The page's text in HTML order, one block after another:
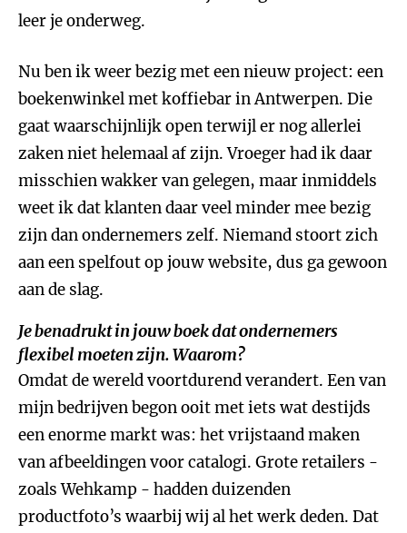
leer je onderweg.
Nu ben ik weer bezig met een nieuw project: een
boekenwinkel met koffiebar in Antwerpen. Die
gaat waarschijnlijk open terwijl er nog allerlei
zaken niet helemaal af zijn. Vroeger had ik daar
misschien wakker van gelegen, maar inmiddels
weet ik dat klanten daar veel minder mee bezig
zijn dan ondernemers zelf. Niemand stoort zich
aan een spelfout op jouw website, dus ga gewoon
aan de slag.
Je benadrukt in jouw boek dat ondernemers
flexibel moeten zijn. Waarom?
Omdat de wereld voortdurend verandert. Een van
mijn bedrijven begon ooit met iets wat destijds
een enorme markt was: het vrijstaand maken
van afbeeldingen voor catalogi. Grote retailers -
zoals Wehkamp - hadden duizenden
productfoto’s waarbij wij al het werk deden. Dat